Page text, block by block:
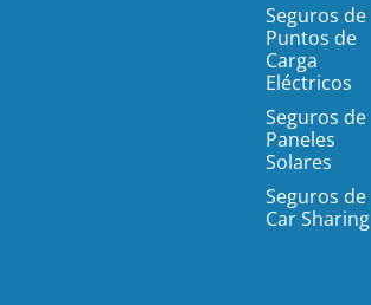
Seguros de
Puntos de
Carga
Eléctricos
Seguros de
Paneles
Solares
Seguros de
Car Sharing